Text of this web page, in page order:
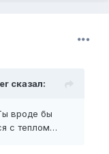
сказал:
вроде бы
с теплом…